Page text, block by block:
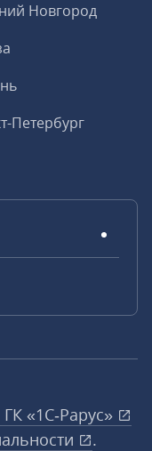
Новгород
Петербург
«1С‑Рарус»
.